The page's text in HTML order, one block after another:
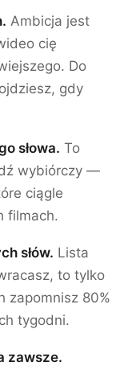
Ambicja jest
cię
Do
gdy
słowa. To
wybiórczy —
ciągle
filmach.
słów. Lista
to tylko
zapomnisz 80%
tygodni.
zawsze.